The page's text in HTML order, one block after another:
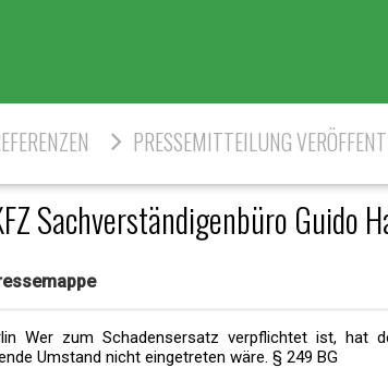
PRESSEMITTEILUNG
Sachverständigenbüro Guido
Wer zum Schadensersatz verpflichtet ist, hat
Umstand nicht eingetreten wäre. § 249 BG